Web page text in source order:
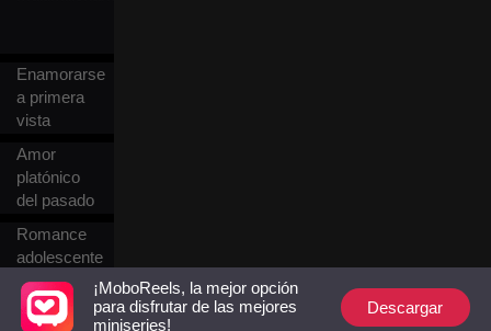
Enamorarse
a primera
vista
Amor
platónico
del pasado
Romance
adolescente
Kung Fu
¡MoboReels, la mejor opción
para disfrutar de las mejores
miniseries!
Descargar